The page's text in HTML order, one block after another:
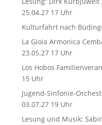
25.04.27 17 Uhr
Kulturfahrt nach
La Gioia Armonica
23.05.27 17 Uhr
Los Hobos
15 Uhr
Jugend-Sinfonie-
03.07.27 19 Uhr
Lesung und Musik: